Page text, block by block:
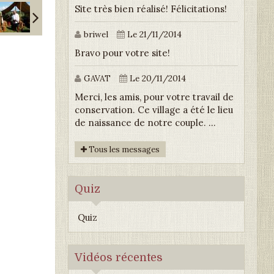
Site très bien réalisé! Félicitations!
briwel Le 21/11/2014
Bravo pour votre site!
GAVAT Le 20/11/2014
Merci, les amis, pour votre travail de
conservation. Ce village a été le lieu
de naissance de notre couple. ...
Tous les messages
Quiz
Quiz
Vidéos récentes